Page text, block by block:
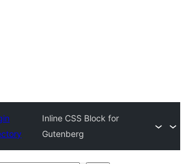
Inline CSS Block for
Gutenberg